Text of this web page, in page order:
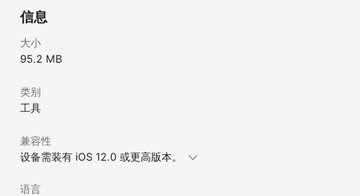
信息
大小
95.2 MB
类别
工具
兼容性
设备需装有 iOS 12.0 或更高版本。
语言